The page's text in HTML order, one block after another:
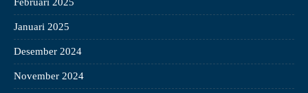
Januari 2025
Desember 2024
November 2024